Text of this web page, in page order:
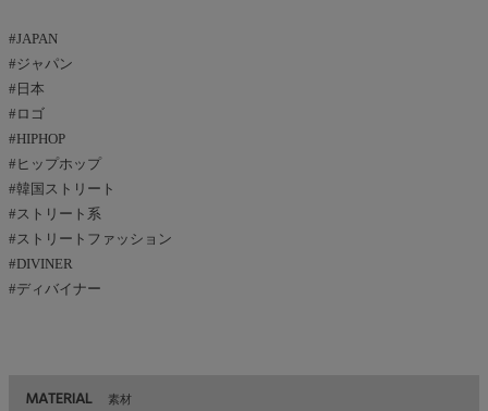
#JAPAN
#ジャパン
#日本
#ロゴ
#HIPHOP
#ヒップホップ
#韓国ストリート
#ストリート系
#ストリートファッション
#DIVINER
#ディバイナー
MATERIAL 素材